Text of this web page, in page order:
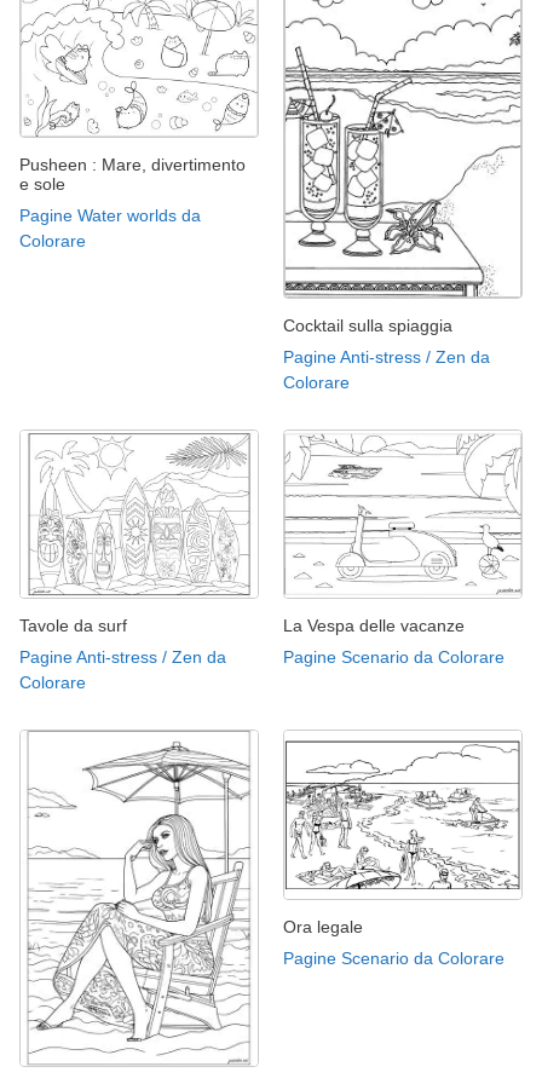
Pusheen : Mare, divertimento
e sole
Pagine Water worlds da
Colorare
Cocktail sulla spiaggia
Pagine Anti-stress / Zen da
Colorare
Tavole da surf
Pagine Anti-stress / Zen da
Colorare
La Vespa delle vacanze
Pagine Scenario da Colorare
Ora legale
Pagine Scenario da Colorare